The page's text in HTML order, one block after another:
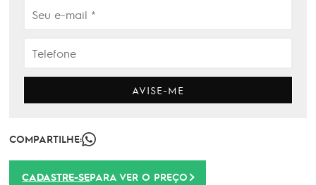
AVISE-ME
COMPARTILHE:
CADASTRE-SEPARA VER O PREÇO